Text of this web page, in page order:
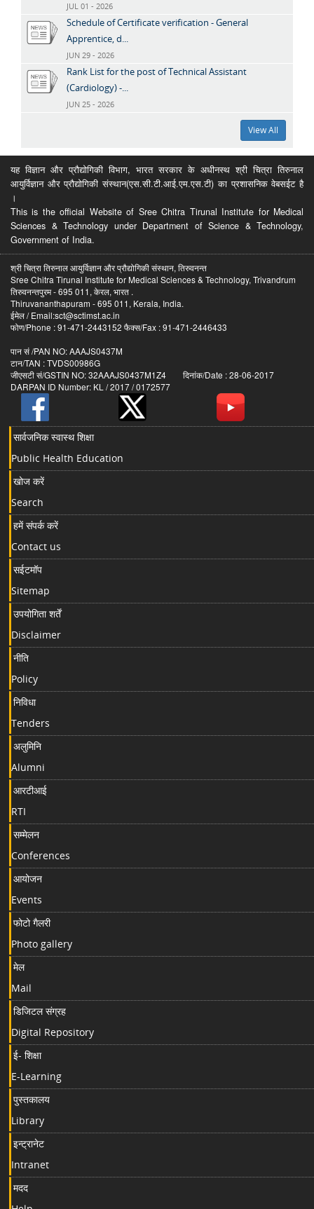
JUL 01 - 2026
Schedule of Certificate verification - General
Apprentice, d...
JUN 29 - 2026
Rank List for the post of Technical Assistant
(Cardiology) -...
JUN 25 - 2026
View All
यह विज्ञान और प्रौद्योगिकी विभाग, भारत सरकार के अधीनस्थ श्री चित्रा तिरुनाल
आयुर्विज्ञान और प्रौद्योगिकी संस्थान(एस.सी.टी.आई.एम.एस.टी) का प्रशासनिक वेबसईट है
।
This is the official Website of Sree Chitra Tirunal Institute for Medical
Sciences & Technology under Department of Science & Technology,
Government of India.
श्री चित्रा तिरुनाल आयुर्विज्ञान और प्रौद्योगिकी संस्थान, तिरुवनन्त
Sree Chitra Tirunal Institute for Medical Sciences & Technology, Trivandrum
तिरुवनन्तपुरम - 695 011, केरल, भारत .
Thiruvananthapuram - 695 011, Kerala, India.
ईमेल / Email:sct@sctimst.ac.in
फोण/Phone : 91-471-2443152 फैक्स/Fax : 91-471-2446433
पान सं /PAN NO: AAAJS0437M
टान/TAN : TVDS00986G
जीएसटी सं/GSTIN NO: 32AAAJS0437M1Z4 दिनांक/Date : 28-06-2017
DARPAN ID Number: KL / 2017 / 0172577
सार्वजनिक स्वास्थ शिक्षा
Public Health Education
खोज करें
Search
हमें संपर्क करें
Contact us
सईटमॉप
Sitemap
उपयोगिता शर्तें
Disclaimer
नीति
Policy
निविधा
Tenders
अलुमिनि
Alumni
आरटीआई
RTI
सम्मेलन
Conferences
आयोजन
Events
फोटो गैलरी
Photo gallery
मेल
Mail
डिजिटल संग्रह
Digital Repository
ई- शिक्षा
E-Learning
पुस्तकालय
Library
इन्ट्रानेट
Intranet
मदद